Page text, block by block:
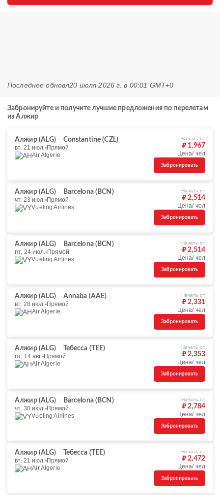
Последнее обновл20 июля 2026 г. в 00:01 GMT+0
Забронируйте и получите лучшие предложения по перелетам
из Алжир
Алжир (ALG)
Constantine (CZL)
вт, 21 июл. Прямой
Air Algerie
Начать от
₽ 1,967
Цена/ чел
Забронировать
Алжир (ALG)
Barcelona (BCN)
чт, 23 июл. Прямой
Vueling Airlines
Начать от
₽ 2,514
Цена/ чел
Забронировать
Алжир (ALG)
Barcelona (BCN)
пт, 24 июл. Прямой
Vueling Airlines
Начать от
₽ 2,514
Цена/ чел
Забронировать
Алжир (ALG)
Annaba (AAE)
вт, 28 июл. Прямой
Air Algerie
Начать от
₽ 2,331
Цена/ чел
Забронировать
Алжир (ALG)
Тебесса (TEE)
пт, 14 авг. Прямой
Air Algerie
Начать от
₽ 2,353
Цена/ чел
Забронировать
Алжир (ALG)
Barcelona (BCN)
чт, 30 июл. Прямой
Vueling Airlines
Начать от
₽ 2,784
Цена/ чел
Забронировать
Алжир (ALG)
Тебесса (TEE)
вт, 21 июл. Прямой
Air Algerie
Начать от
₽ 2,472
Цена/ чел
Забронировать